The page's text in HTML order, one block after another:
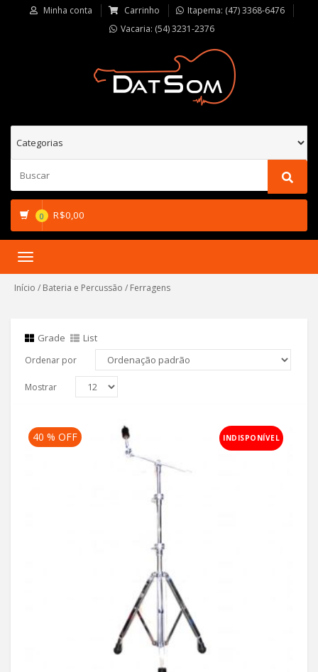
Minha conta Carrinho
Itapema: (47) 3368-6476
Vacaria: (54) 3231-2376
0 R$0,00
Toggle
Início / Bateria e Percussão / Ferragens
Grade List
Ordenar por
Mostrar
INDISPONÍVEL
40 % OFF